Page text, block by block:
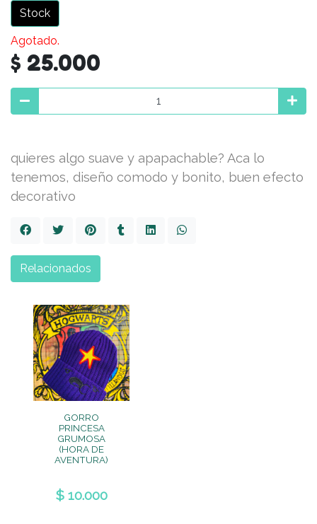
Stock
Agotado.
$ 25.000
quieres algo suave y apapachable? Aca lo
tenemos, diseño comodo y bonito, buen efecto
decorativo
GORRO
PRINCESA
GRUMOSA
(HORA DE
AVENTURA)
$ 10.000
Relacionados